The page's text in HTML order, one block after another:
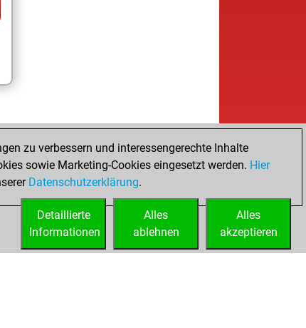
zu verbessern und interessengerechte Inhalte
sowie Marketing-Cookies eingesetzt werden. Hier
Datenschutzerklärung.
Alles
akzeptieren
Alles
ablehnen
Detaillierte
Informationen